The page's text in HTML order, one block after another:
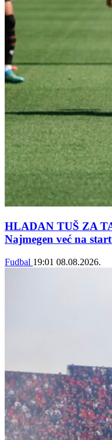
HLADAN TUŠ ZA
Najmegen već na
Fudbal 19:01 08.08.2026.